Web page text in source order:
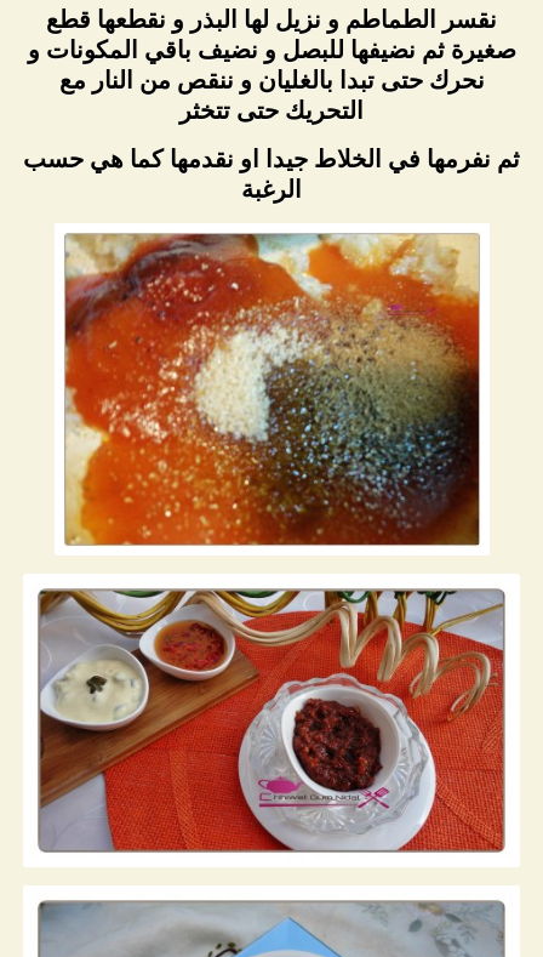
نقسر الطماطم و نزيل لها البذر و نقطعها قطع
صغيرة ثم نضيفها للبصل و نضيف باقي المكونات و
نحرك حتى تبدا بالغليان و ننقص من النار مع
التحريك حتى تتخثر
ثم نفرمها في الخلاط جيدا او نقدمها كما هي حسب
الرغبة